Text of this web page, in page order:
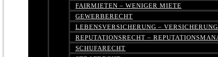
FAIRMIETEN – WENIGER MIETE
GEWERBERECHT
LEBENSVERSICHERUNG –
REPUTATIONSRECHT –
SCHUFARECHT